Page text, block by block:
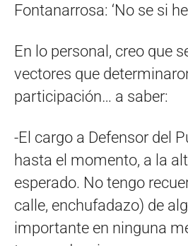
Fontanarrosa: ‘No se si
En lo personal, creo que
vectores que
participación… a saber:
-El cargo a Defensor del
hasta el momento, a la
esperado. No tengo
calle, enchufadazo) de
importante en ninguna